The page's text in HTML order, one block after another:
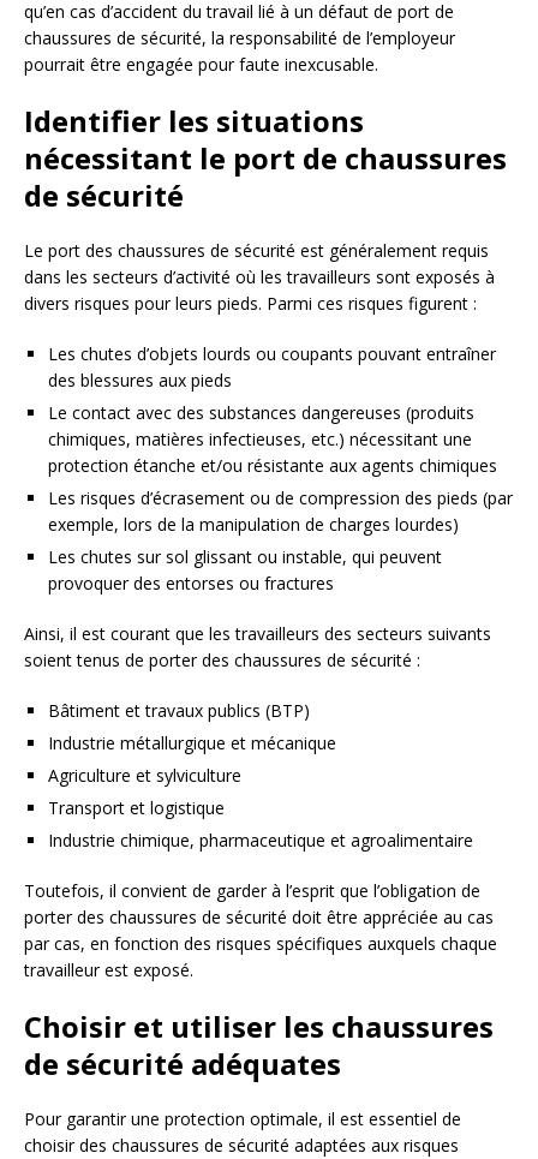
qu’en cas d’accident du travail lié à un défaut de port de
chaussures de sécurité, la responsabilité de l’employeur
pourrait être engagée pour faute inexcusable.
Identifier les situations
nécessitant le port de chaussures
de sécurité
Le port des chaussures de sécurité est généralement requis
dans les secteurs d’activité où les travailleurs sont exposés à
divers risques pour leurs pieds. Parmi ces risques figurent :
Les chutes d’objets lourds ou coupants pouvant entraîner
des blessures aux pieds
Le contact avec des substances dangereuses (produits
chimiques, matières infectieuses, etc.) nécessitant une
protection étanche et/ou résistante aux agents chimiques
Les risques d’écrasement ou de compression des pieds (par
exemple, lors de la manipulation de charges lourdes)
Les chutes sur sol glissant ou instable, qui peuvent
provoquer des entorses ou fractures
Ainsi, il est courant que les travailleurs des secteurs suivants
soient tenus de porter des chaussures de sécurité :
Bâtiment et travaux publics (BTP)
Industrie métallurgique et mécanique
Agriculture et sylviculture
Transport et logistique
Industrie chimique, pharmaceutique et agroalimentaire
Toutefois, il convient de garder à l’esprit que l’obligation de
porter des chaussures de sécurité doit être appréciée au cas
par cas, en fonction des risques spécifiques auxquels chaque
travailleur est exposé.
Choisir et utiliser les chaussures
de sécurité adéquates
Pour garantir une protection optimale, il est essentiel de
choisir des chaussures de sécurité adaptées aux risques